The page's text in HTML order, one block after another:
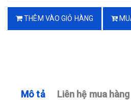
THÊM VÀO GIỎ HÀNG
Mô tả Liên hệ mua hàng